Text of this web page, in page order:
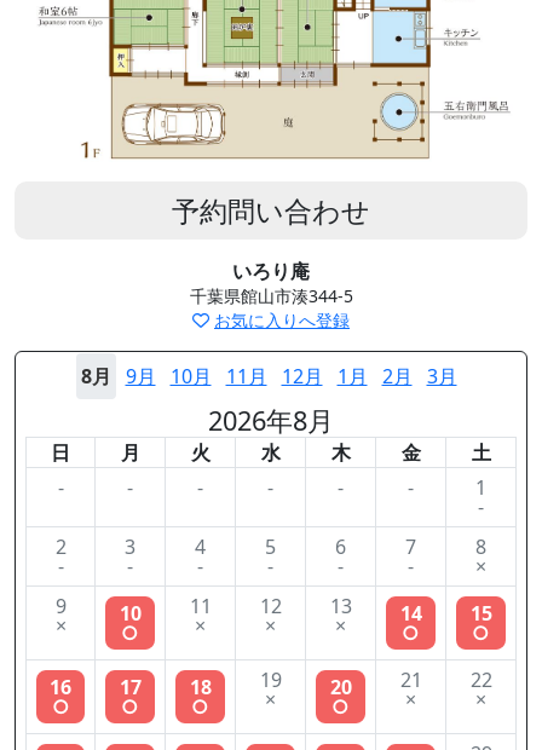
予約問い合わせ
いろり庵
千葉県館山市湊344-5
お気に入りへ登録
8月 9月 10月 11月 12月 1月 2月 3月
2026年8月
日 月 火 水 木 金
土
-
- - - - - 1
-
2
-
3
-
4
-
5
-
6
-
7
-
8
×
9
× 10
○
11
×
12
×
13
× 14
○
15
○
16
○
17
○
18
○
19
× 20
○
21
×
22
×